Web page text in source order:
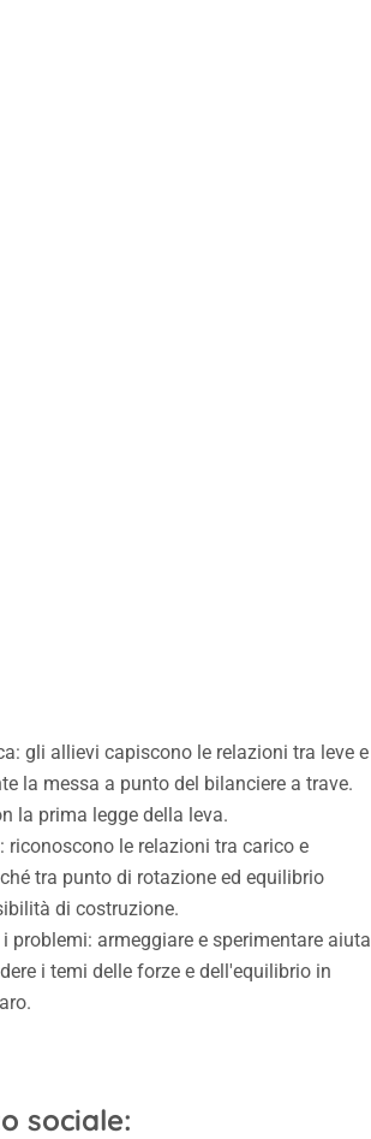
gli allievi capiscono le relazioni tra leve e
la messa a punto del bilanciere a trave.
la prima legge della leva.
riconoscono le relazioni tra carico e
tra punto di rotazione ed equilibrio
di costruzione.
problemi: armeggiare e sperimentare aiuta
i temi delle forze e dell'equilibrio in
sociale: